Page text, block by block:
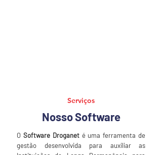
Serviços
Nosso Software
O Software Droganeté uma ferramenta de
gestão desenvolvida para auxiliar as